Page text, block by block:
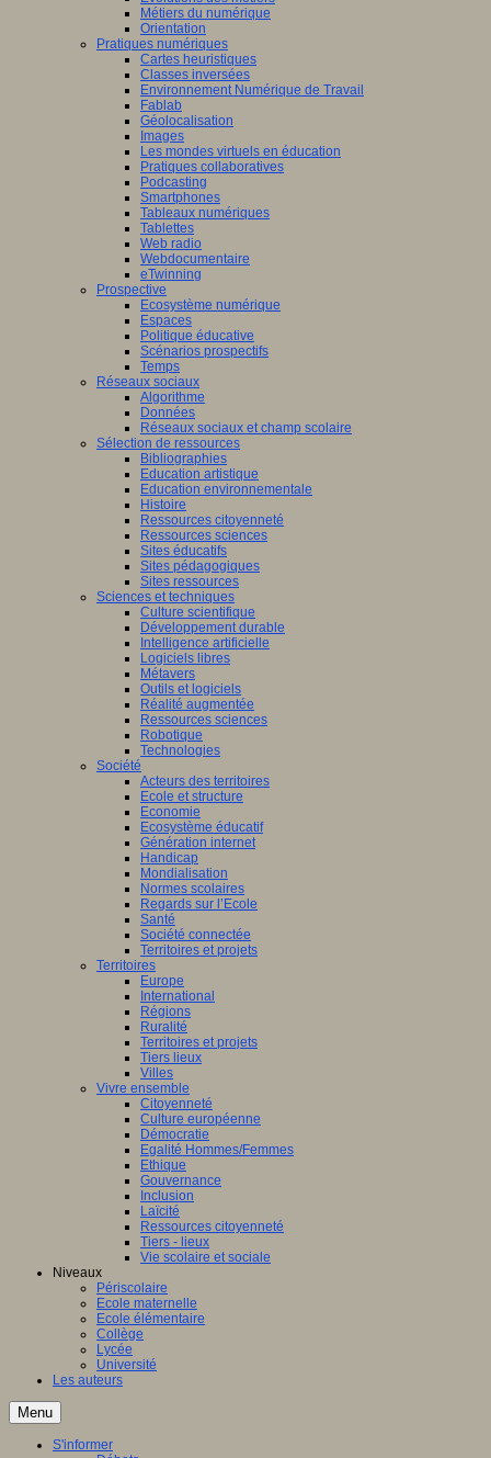
Métiers du numérique
Orientation
Pratiques numériques
Cartes heuristiques
Classes inversées
Environnement Numérique de Travail
Fablab
Géolocalisation
Images
Les mondes virtuels en éducation
Pratiques collaboratives
Podcasting
Smartphones
Tableaux numériques
Tablettes
Web radio
Webdocumentaire
eTwinning
Prospective
Ecosystème numérique
Espaces
Politique éducative
Scénarios prospectifs
Temps
Réseaux sociaux
Algorithme
Données
Réseaux sociaux et champ scolaire
Sélection de ressources
Bibliographies
Education artistique
Education environnementale
Histoire
Ressources citoyenneté
Ressources sciences
Sites éducatifs
Sites pédagogiques
Sites ressources
Sciences et techniques
Culture scientifique
Développement durable
Intelligence artificielle
Logiciels libres
Métavers
Outils et logiciels
Réalité augmentée
Ressources sciences
Robotique
Technologies
Société
Acteurs des territoires
Ecole et structure
Economie
Ecosystème éducatif
Génération internet
Handicap
Mondialisation
Normes scolaires
Regards sur l’Ecole
Santé
Société connectée
Territoires et projets
Territoires
Europe
International
Régions
Ruralité
Territoires et projets
Tiers lieux
Villes
Vivre ensemble
Citoyenneté
Culture européenne
Démocratie
Egalité Hommes/Femmes
Ethique
Gouvernance
Inclusion
Laïcité
Ressources citoyenneté
Tiers - lieux
Vie scolaire et sociale
Niveaux
Périscolaire
Ecole maternelle
Ecole élémentaire
Collège
Lycée
Université
Les auteurs
Menu
S'informer